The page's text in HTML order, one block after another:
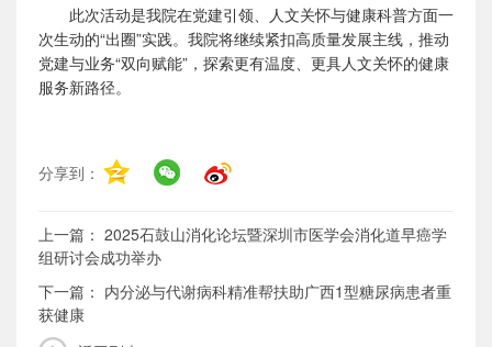
此次活动是我院在党建引领、人文关怀与健康科普方面一
次生动的“出圈”实践。我院将继续紧扣高质量发展主线，推动
党建与业务“双向赋能”，探索更有温度、更具人文关怀的健康
服务新路径。
分享到：
上一篇： 2025石鼓山消化论坛暨深圳市医学会消化道早癌学
组研讨会成功举办
下一篇： 内分泌与代谢病科精准帮扶助广西1型糖尿病患者重
获健康